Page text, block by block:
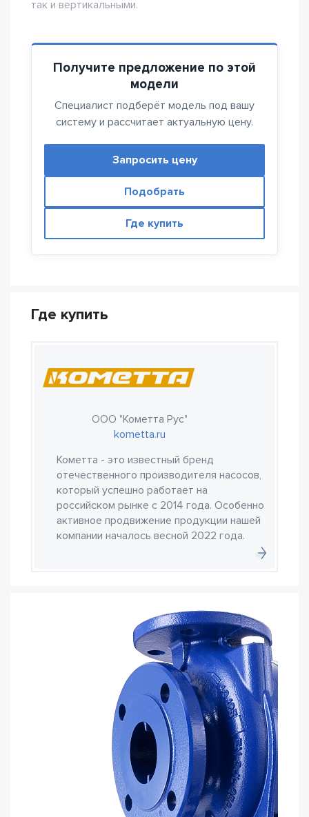
так и вертикальными.
Получите предложение по этой
модели
Специалист подберёт модель под вашу
систему и рассчитает актуальную цену.
Запросить цену
Подобрать
Где купить
Где купить
ООО "Кометта Рус"
kometta.ru
Кометта - это известный бренд
отечественного производителя насосов,
который успешно работает на
российском рынке с 2014 года. Особенно
активное продвижение продукции нашей
компании началось весной 2022 года.